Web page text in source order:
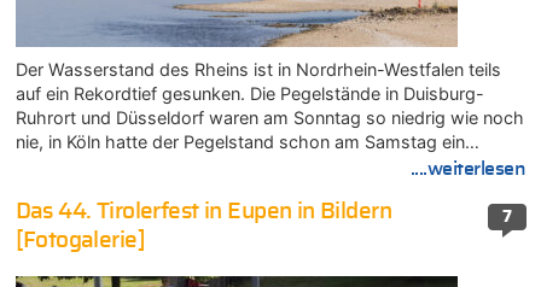
Der Wasserstand des Rheins ist in Nordrhein-Westfalen teils
auf ein Rekordtief gesunken. Die Pegelstände in Duisburg-
Ruhrort und Düsseldorf waren am Sonntag so niedrig wie noch
nie, in Köln hatte der Pegelstand schon am Samstag ein…
....weiterlesen
7
Das 44. Tirolerfest in Eupen in Bildern
[Fotogalerie]